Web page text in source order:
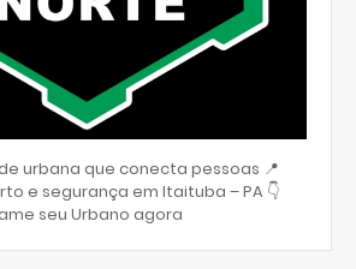
urbana que conecta pessoas 📍
e segurança em Itaituba – PA 👇
seu Urbano agora